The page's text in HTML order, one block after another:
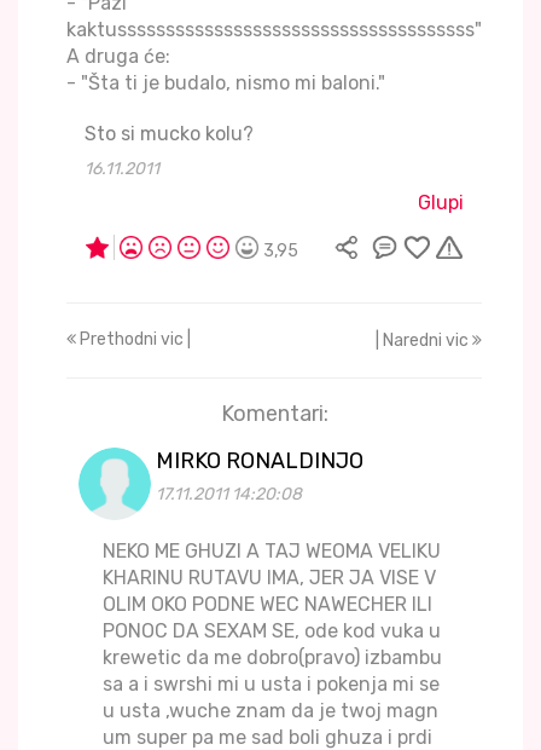
kaktusssssssssssssssssssssssssssssssssssss"
A druga će:
- "Šta ti je budalo, nismo mi baloni."
Sto si mucko kolu?
16.11.2011
Glupi
3,95
Prethodni vic | | Naredni vic
Komentari:
MIRKO RONALDINJO
17.11.2011 14:20:08
NEKO ME GHUZI A TAJ WEOMA VELIKU
KHARINU RUTAVU IMA, JER JA VISE V
OLIM OKO PODNE WEC NAWECHER ILI
PONOC DA SEXAM SE, ode kod vuka u
krewetic da me dobro(pravo) izbambu
sa a i swrshi mi u usta i pokenja mi se
u usta ,wuche znam da je twoj magn
um super pa me sad boli ghuza i prdi